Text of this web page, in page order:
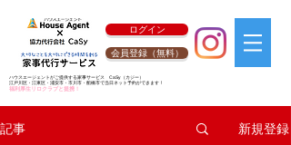
ログイン
会員登録（無料）
ハウスエージェントがご提供する家事サービス CaSy （カジー）
江戸川区・江東区・浦安市・市川市・船橋市で当日ネット予約ができます！
福利厚生リロクラブと提携！
記事 新規登録